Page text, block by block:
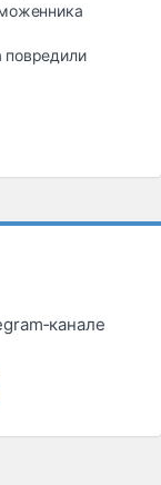
повредили